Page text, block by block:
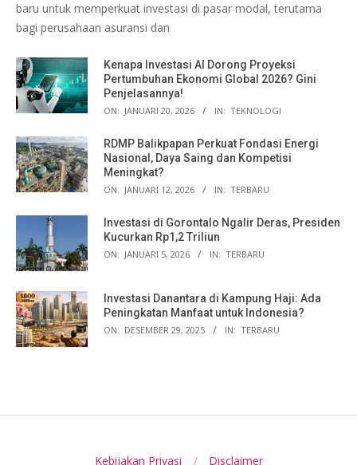
baru untuk memperkuat investasi di pasar modal, terutama
bagi perusahaan asuransi dan
Kenapa Investasi AI Dorong Proyeksi
Pertumbuhan Ekonomi Global 2026? Gini
Penjelasannya!
ON: JANUARI 20, 2026 IN: TEKNOLOGI
RDMP Balikpapan Perkuat Fondasi Energi
Nasional, Daya Saing dan Kompetisi
Meningkat?
ON: JANUARI 12, 2026 IN: TERBARU
Investasi di Gorontalo Ngalir Deras, Presiden
Kucurkan Rp1,2 Triliun
ON: JANUARI 5, 2026 IN: TERBARU
Investasi Danantara di Kampung Haji: Ada
Peningkatan Manfaat untuk Indonesia?
ON: DESEMBER 29, 2025 IN: TERBARU
Kebijakan Privasi Disclaimer